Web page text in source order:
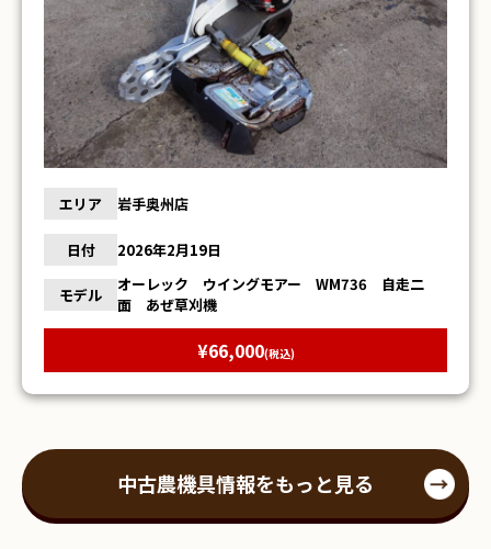
エリア 岩手奥州店
日付 2026年2月19日
モデル
オーレック ウイングモアー WM736 自走二
面 あぜ草刈機
¥66,000(税込)
中古農機具情報をもっと見る